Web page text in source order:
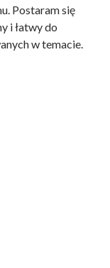
Postaram się
i łatwy do
w temacie.